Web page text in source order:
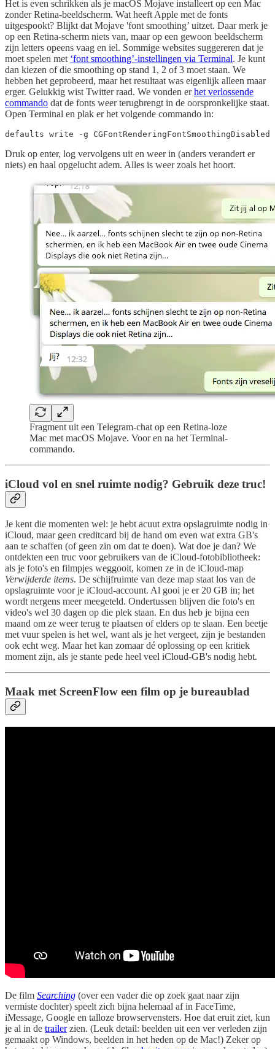
Het is even schrikken als je macOS Mojave installeert op een Mac
zonder Retina-beeldscherm. Wat heeft Apple met de fonts
uitgespookt? Blijkt dat Mojave 'font smoothing’ uitzet. Daar merk je
op een Retina-scherm niets van, maar op een gewoon beeldscherm
zijn letters opeens vaag en iel. Sommige websites suggereren dat je
moet spelen met ‘font smoothing’-instellingen via Terminal. Je kunt
dan kiezen of die smoothing op stand 1, 2 of 3 moet staan. We
hebben het geprobeerd, maar het resultaat was eigenlijk alleen maar
erger. Gelukkig wist Twitter raad. We vonden erhet verlossende
commando dat de fonts weer terugbrengt in de oorspronkelijke staat.
Open Terminal en plak er het volgende commando in:
defaults write -g CGFontRenderingFontSmoothingDisabled
Druk op enter, log vervolgens uit en weer in (anders verandert er
niets) en haal opgelucht adem. Alles is weer zoals het hoort.
Fragment uit een Telegram-chat op een Retina-loze
Mac met macOS Mojave. Voor en na het Terminal-
commando.
iCloud vol en snel ruimte nodig? Gebruik deze truc!
Je kent die momenten wel: je hebt acuut extra opslagruimte nodig in
iCloud, maar geen creditcard bij de hand om even wat extra GB's
aan te schaffen (of geen zin om dat te doen). Wat doe je dan? We
ontdekten een truc voor gebruikers van de iCloud-fotobibliotheek:
als je foto's en filmpjes weggooit, komen ze in de iCloud-map
Verwijderde items. De schijfruimte van deze map staat los van de
opslagruimte voor je iCloud-account. Al gooi je er 20 GB in; het
wordt nergens meer meegeteld. Ondertussen blijven die foto's en
video's wel 30 dagen op die plek staan. En dus heb je bijna een
maand om ze weer terug te plaatsen of elders op te slaan. Een beetje
met vuur spelen is het wel, want als je het vergeet, zijn je bestanden
ook echt weg. Maar het kan zomaar dé oplossing op een kritiek
moment zijn, als je stante pede heel veel iCloud-GB's nodig hebt.
Maak met ScreenFlow een film op je bureaublad
De film Searching (over een vader die op zoek gaat naar zijn
vermiste dochter) speelt zich bijna helemaal af in FaceTime,
iMessage, Google en talloze browservensters. Hoe dat eruit ziet, kun
je al in de trailerzien. (Leuk detail: beelden uit een ver verleden zijn
gemaakt op Windows, beelden in het heden op de Mac!) Zeker op